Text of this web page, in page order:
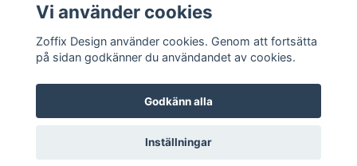
Sociala medier
© 2026 Zoffix Design
Vi använder cookies
Zoffix Design använder cookies. Genom att fortsätta
på sidan godkänner du användandet av cookies.
Godkänn alla
Inställningar